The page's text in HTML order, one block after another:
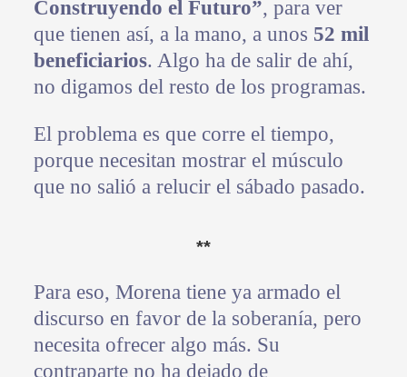
Construyendo el Futuro”, para ver
que tienen así, a la mano, a unos 52 mil
beneficiarios. Algo ha de salir de ahí,
no digamos del resto de los programas.
El problema es que corre el tiempo,
porque necesitan mostrar el músculo
que no salió a relucir el sábado pasado.
**
Para eso, Morena tiene ya armado el
discurso en favor de la soberanía, pero
necesita ofrecer algo más. Su
contraparte no ha dejado de